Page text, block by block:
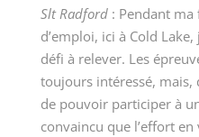
Slt Radford: Pendant
d’emploi, ici à Cold
défi à relever. Les
toujours intéressé, mais,
de pouvoir participer à
convaincu que l’effort